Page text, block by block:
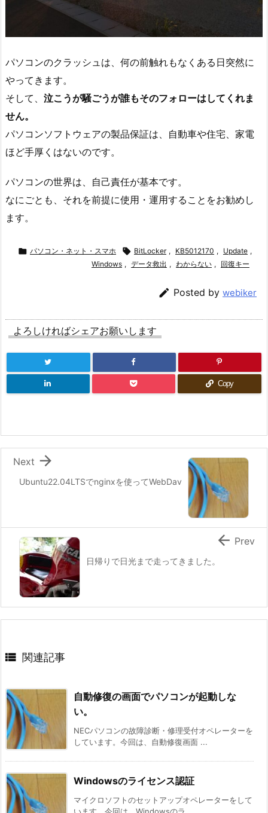
パソコンのクラッシュは、何の前触れもなくある日突然に
やってきます。
そして、 泣こうが騒ごうが誰もそのフォローはしてくれま
せん。
パソコンソフトウェアの製品保証は、自動車や住宅、家電
ほど手厚くはないのです。
パソコンの世界は、自己責任が基本です。
なにごとも、それを前提に使用・運用することをお勧めし
ます。
 パソコン・ネット・スマホ  BitLocker , KB5012170 , Update ,
Windows , データ救出 , わからない , 回復キー
 Posted by webiker
よろしければシェアお願いします
Copy
Ubuntu22.04LTSでnginxを使ってWebDav

Next
日帰りで日光まで走ってきました。
 Prev
 関連記事
自動修復の画面でパソコンが起動しな
い。
NECパソコンの故障診断・修理受付オペレーターを
しています。今回は、自動修復画面 ...
Windowsのライセンス認証
マイクロソフトのセットアップオペレーターをして